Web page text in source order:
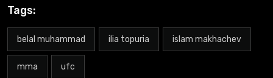
Tags:
belal muhammad ilia topuria islam makhachev
mma ufc